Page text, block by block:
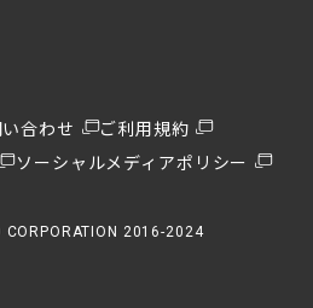
合わせ
ご利用規約
ソーシャルメディアポリシー
CORPORATION 2016-2024